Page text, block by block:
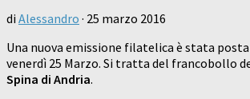
di Alessandro · 25 marzo 2016
Una nuova emissione filatelica è stata
venerdì 25 Marzo. Si tratta del francobollo
Spina di Andria.